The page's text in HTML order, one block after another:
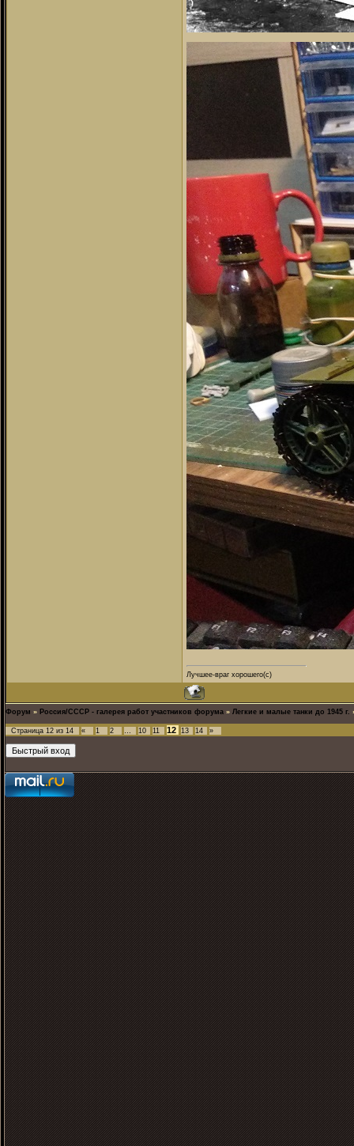
Лучшее-враг хорошего(с)
Форум » Россия/СССР - галерея работ участников форума » Легкие и малые танки до 1945 г.
Страница 12 из 14 « 1 2 … 10 11 12 13 14 »